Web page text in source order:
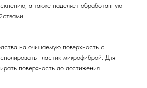
а также наделяет обработанную
на очищаемую поверхность с
пластик микрофиброй. Для
поверхность до достижения